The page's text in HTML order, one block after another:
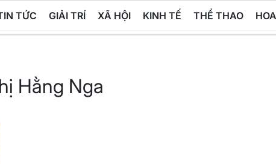
Chí
Việt
TỨC GIẢI TRÍ XÃ HỘI KINH TẾ THỂ THAO
Hằng Nga